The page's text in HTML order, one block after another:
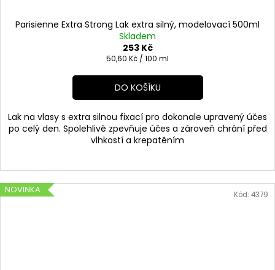
Parisienne Extra Strong Lak extra silný, modelovací 500ml
Skladem
253 Kč
Měrná
50,60 Kč / 100 ml
DO KOŠÍKU
Lak na vlasy s extra silnou fixací pro dokonale upravený účes
po celý den. Spolehlivě zpevňuje účes a zároveň chrání před
vlhkostí a krepatěním
NOVINKA Kód: 4379